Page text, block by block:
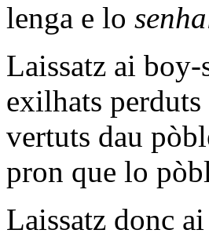
lenga e lo
Laissatz ai
exilhats
vertuts dau
pron que lo
Laissatz donc